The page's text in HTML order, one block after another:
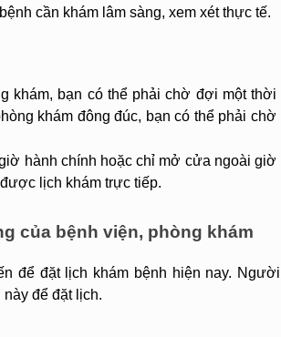
cần khám lâm sàng, xem xét thực tế.
khám, bạn có thể phải chờ đợi một thời
khám đông đúc, bạn có thể phải chờ
hành chính hoặc chỉ mở cửa ngoài giờ
lịch khám trực tiếp.
của bệnh viện, phòng khám
để đặt lịch khám bệnh hiện nay. Người
để đặt lịch.